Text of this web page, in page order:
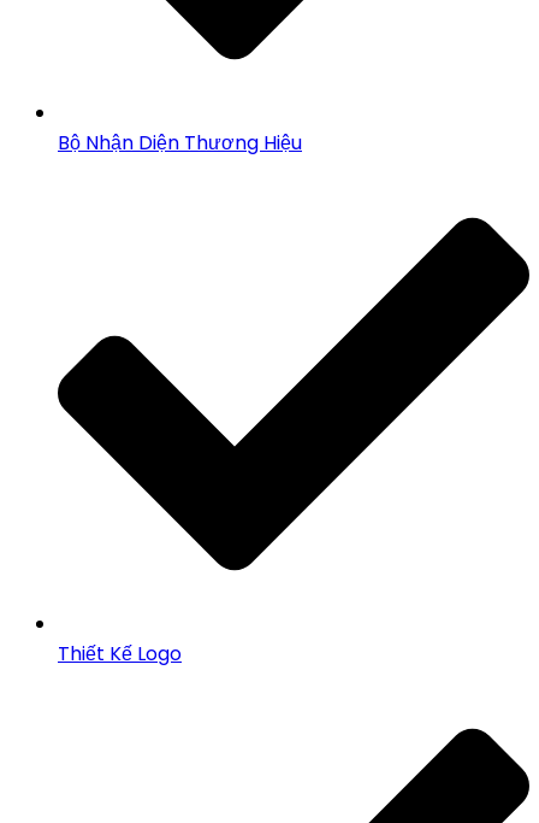
Bộ Nhận Diện Thương Hiệu
Thiết Kế Logo